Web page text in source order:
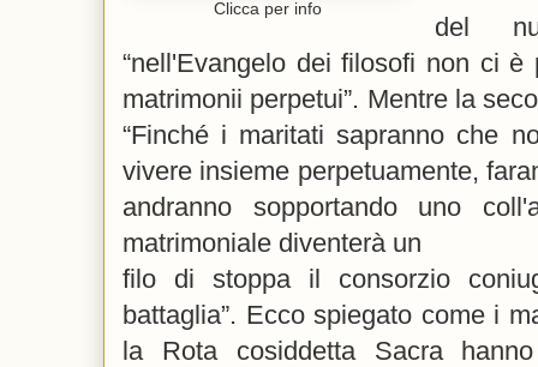
Clicca per info
del
“nell'Evangelo dei filosofi non ci
matrimonii perpetui”. Mentre la
“Finché i maritati sapranno che
vivere insieme perpetuamente,
andranno sopportando uno
matrimoniale diventerà un
filo di stoppa il consorzio
battaglia”. Ecco spiegato come i
la Rota cosiddetta Sacra